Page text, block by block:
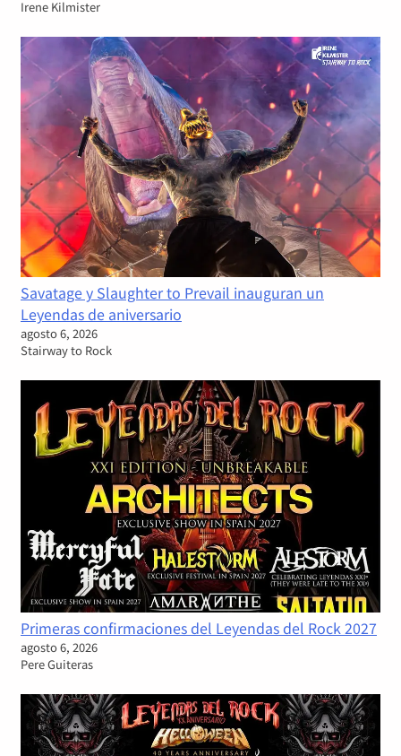
Irene Kilmister
Savatage y Slaughter to Prevail inauguran un
Leyendas de aniversario
agosto 6, 2026
Stairway to Rock
Primeras confirmaciones del Leyendas del Rock 2027
agosto 6, 2026
Pere Guiteras